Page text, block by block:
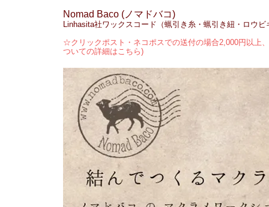
Nomad Baco (ノマドバコ)
Linhasita社ワックスコード（蝋引き糸・蝋引き紐・ロウ
☆クリックポスト・ネコポスでの送付の場合2,000円以上
ついての詳細はこちら)